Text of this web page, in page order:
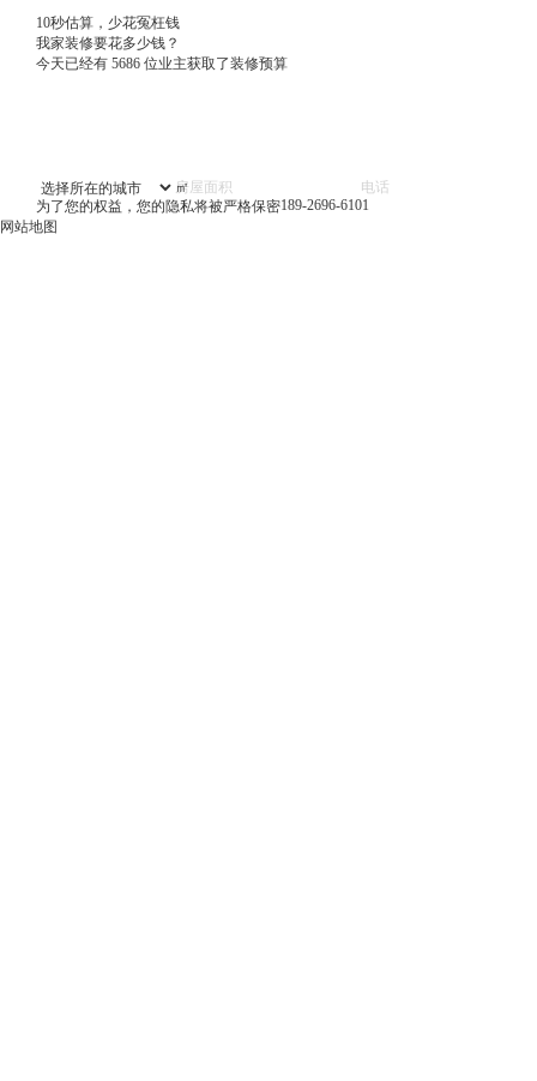
10秒估算，少花冤枉钱
我家装修要花多少钱？
今天已经有 5686 位业主获取了装修预算
㎡
为了您的权益，您的隐私将被严格保密189-2696-6101
网站地图